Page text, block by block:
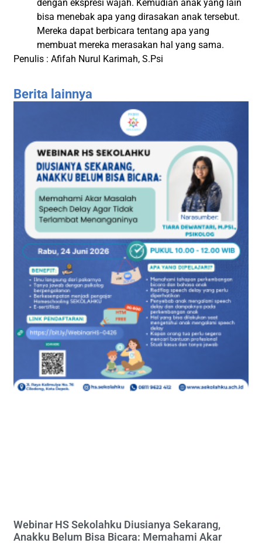
dengan ekspresi wajah. Kemudian anak yang lain
bisa menebak apa yang dirasakan anak tersebut.
Mereka dapat berbicara tentang apa yang
membuat mereka merasakan hal yang sama.
Penulis : Afifah Nurul Karimah, S.Psi
Berita lainnya
Webinar HS Sekolahku Diusianya Sekarang,
Anakku Belum Bisa Bicara: Memahami Akar